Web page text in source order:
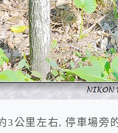
3公里左右, 停車場旁